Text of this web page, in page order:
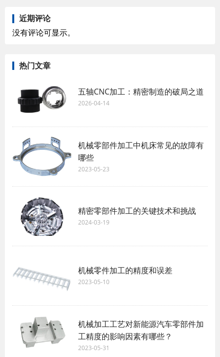
近期评论
没有评论可显示。
热门文章
五轴CNC加工：精密制造的破局之道
2026-04-14
机械零部件加工中机床常见的故障有
哪些
2023-05-23
精密零部件加工的关键技术和挑战
2024-03-19
机械零件加工的精度和误差
2023-05-10
机械加工工艺对新能源汽车零部件加
工精度的影响因素有哪些？
2023-05-31